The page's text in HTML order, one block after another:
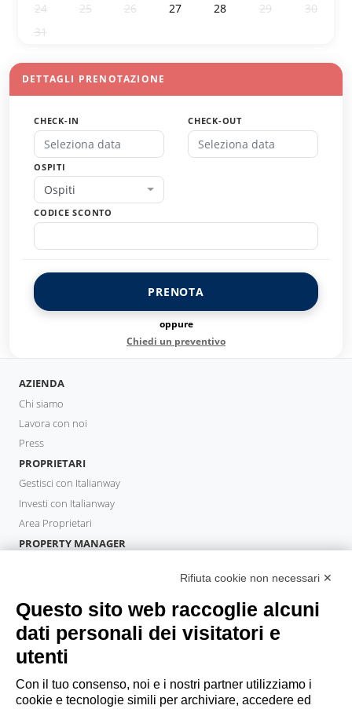
24
25 26 27 28 29
30
31
DETTAGLI PRENOTAZIONE
CHECK-IN CHECK-OUT
OSPITI
Ospiti
CODICE SCONTO
PRENOTA
oppure
Chiedi un preventivo
AZIENDA
Chi siamo
Lavora con noi
Press
PROPRIETARI
Gestisci con Italianway
Investi con Italianway
Area Proprietari
PROPERTY MANAGER
OSPITI
Prenota un soggiorno
Soggiorni lunghi
Esperienze per gli ospiti
Sconti per gli ospiti
Convenzioni per Aziende
Rifiuta cookie non necessari ✕
Questo sito web raccoglie alcuni
dati personali dei visitatori e
utenti
Con il tuo consenso, noi e i nostri partner utilizziamo i
cookie e tecnologie simili per archiviare, accedere ed